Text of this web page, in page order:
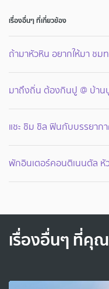
เรื่องอื่นๆ ที่เกี่ยวข้อง
ถ้ามาหัวหิน อยากให้มา ชมท
มาถึงถิ่น ต้องกินปู @ บ้าน
แชะ ชิม ชิล ฟินกับบรรยาก
พักอินเตอร์คอนติเนนตัล หั
เรื่องอื่นๆ ที่คุ